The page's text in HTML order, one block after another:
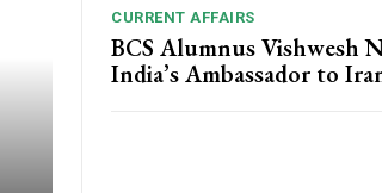
CURRENT AFFAIRS
BCS Alumnus Vishwesh
India’s Ambassador to